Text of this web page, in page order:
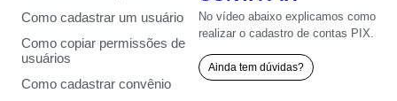
Como cadastrar um usuário
Como copiar permissões de
usuários
Como cadastrar convênio
No vídeo abaixo explicamos como
realizar o cadastro de contas PIX.
Ainda tem dúvidas?